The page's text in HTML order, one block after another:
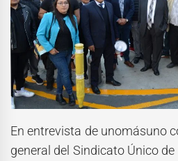
En entrevista de unomásuno
general del Sindicato Único